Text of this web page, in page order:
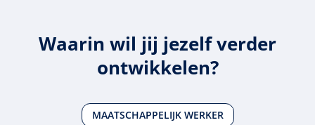
Waarin wil jij jezelf verder
ontwikkelen?
MAATSCHAPPELIJK WERKER